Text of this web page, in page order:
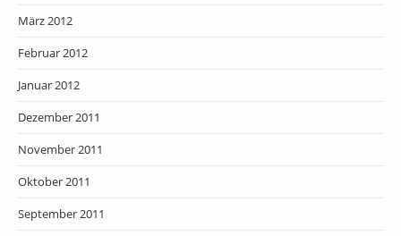
März 2012
Februar 2012
Januar 2012
Dezember 2011
November 2011
Oktober 2011
September 2011